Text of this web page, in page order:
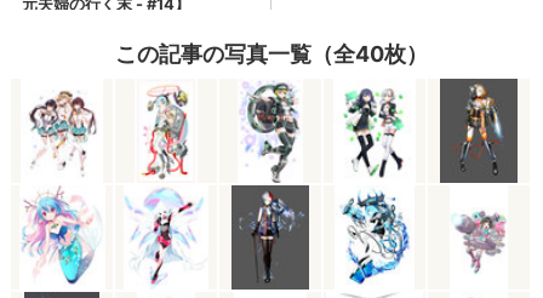
この記事の写真一覧（全40枚）